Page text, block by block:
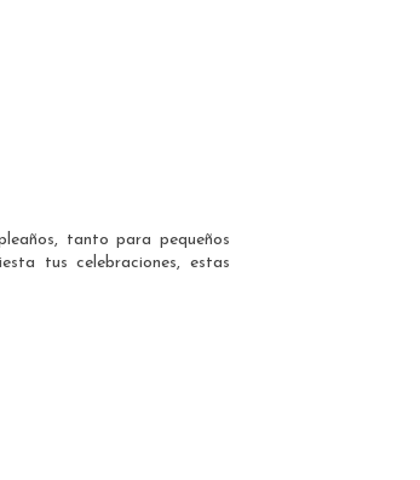
tanto para pequeños
tus celebraciones, estas